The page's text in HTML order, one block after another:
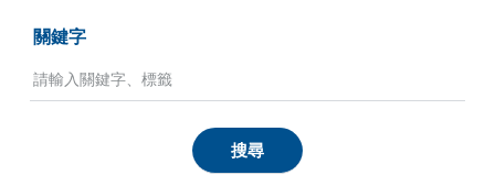
關鍵字